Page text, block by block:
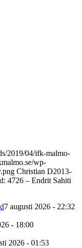
2019/04/ifk-malmo-
wp-
Christian D2013-
4726 – Endrit Sahiti
7 augusti 2026 - 22:32
- 18:00
2026 - 01:53